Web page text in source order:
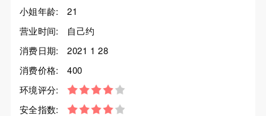
小姐年龄:
21
营业时间:
自己约
消费日期:
2021 1 28
消费价格:
400
环境评分:
安全指数: